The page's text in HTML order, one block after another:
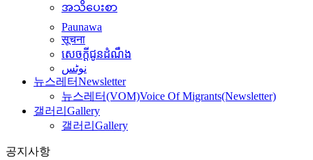
အသိပေးစာ
Paunawa
सूचना
សេចក្តីជូនដំណឹង
نوٹس
뉴스레터Newsletter
뉴스레터(VOM)Voice Of Migrants(Newsletter)
갤러리 Gallery
갤러리 Gallery
공지사항